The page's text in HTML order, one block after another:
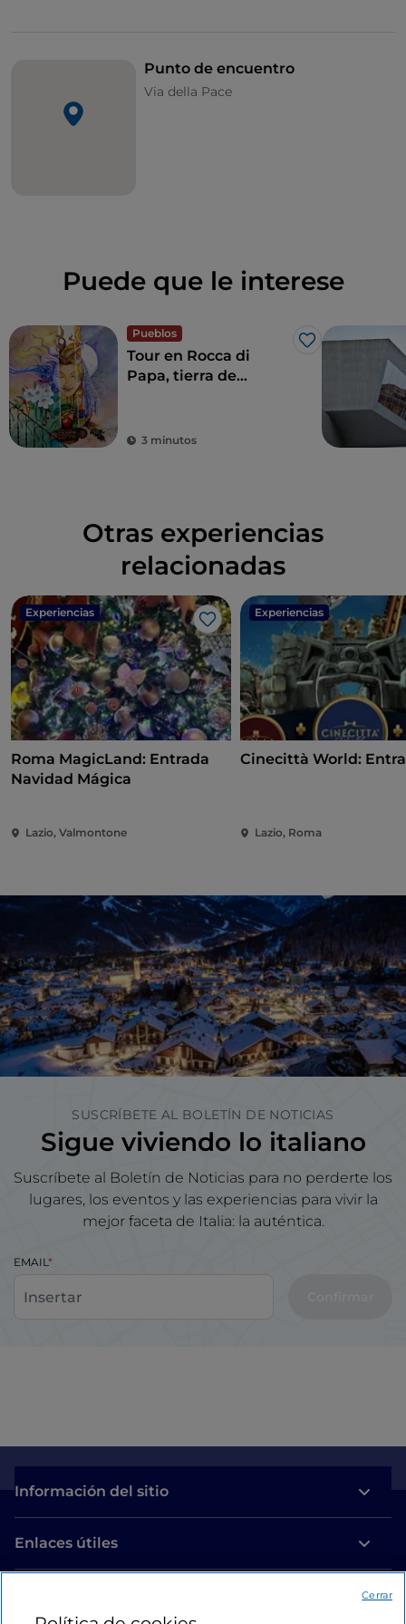
Punto de encuentro
Via della Pace
Puede que le interese
Pueblos
Me gusta
Tour en Rocca di
Papa, tierra de
3 minutos
Otras experiencias
relacionadas
Experiencias
Me gusta
Roma MagicLand: Entrada
Navidad Mágica
Lazio, Valmontone
Experiencias
Cinecittà World:
Lazio, Roma
SUSCRÍBETE AL BOLETÍN DE NOTICIAS
Sigue viviendo lo italiano
Suscríbete al Boletín de Noticias para no perderte los
lugares, los eventos y las experiencias para vivir la
mejor faceta de Italia: la auténtica.
EMAIL
Información del sitio
Enlaces útiles
Cerrar